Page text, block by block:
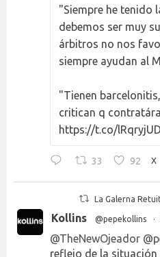
"Siempre he tenido
debemos ser muy
árbitros no nos
siempre ayudan al
"Tienen
critican q
https://t.co/
33 92 X
La Galerna
Kollins @pepekollins ·
@TheNewOjeador
reflejo de la situación